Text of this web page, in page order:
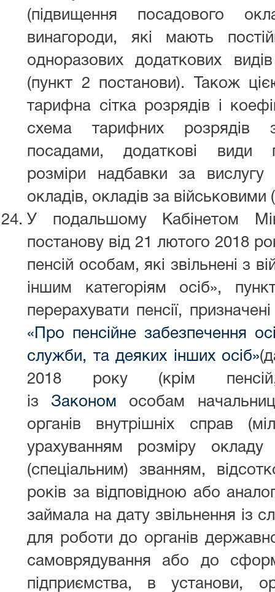
(підвищення посадового
винагороди, які мають
одноразових додаткових
(пункт 2 постанови). Також
тарифна сітка розрядів і
схема тарифних розрядів
посадами, додаткові види
розміри надбавки за вислугу
окладів, окладів за
У подальшому Кабінетом
постанову від 21 лютого 2018
пенсій особам, які звільнені з
іншим категоріям осіб»,
перерахувати пенсії,
«Про пенсійне забезпечення
служби, та деяких інших осіб»
2018 року (крім
із Законом особам
органів внутрішніх справ
урахуванням розміру
(спеціальним) званням,
років за відповідною або
займала на дату звільнення із
для роботи до органів
самоврядування або до
підприємства, в установи,